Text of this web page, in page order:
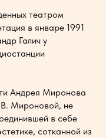
театром
в январе 1991
Галич у
Андрея Миронова
Мироновой, не
в себе
сотканной из